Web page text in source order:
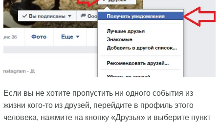
Если вы не хотите пропустить ни одного события из
жизни кого-то из друзей, перейдите в профиль этого
человека, нажмите на кнопку «Друзья» и выберите пункт